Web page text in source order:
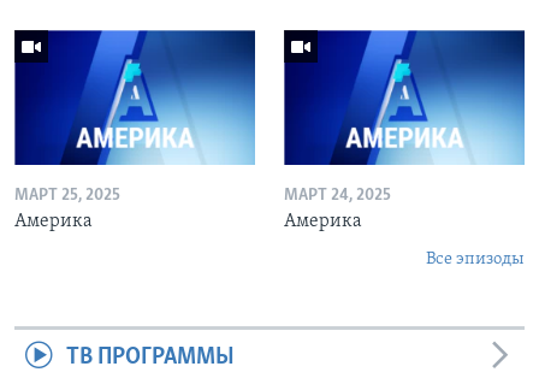
МАРТ 25, 2025
Америка
МАРТ 24, 2025
Америка
Все эпизоды
ТВ ПРОГРАММЫ